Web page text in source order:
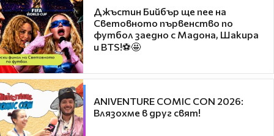
Джъстин Бийбър ще пее на
Световното първенство по
футбол заедно с Мадона, Шакира
и BTS!⚽🤩
ANIVENTURE COMIC CON 2026:
Влязохме в друг свят!